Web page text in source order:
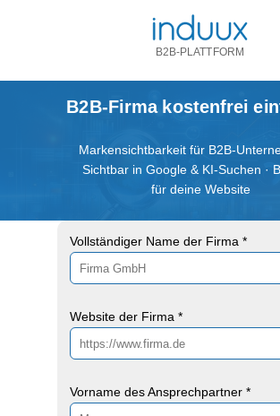
B2B-Firma kostenfrei
B2B-PLATTFORM
Vollständiger Name der Firma *
Website der Firma *
Vorname des Ansprechpartner *
Markensichtbarkeit für B2B-
Sichtbar in Google & KI-Suchen ·
für deine Website